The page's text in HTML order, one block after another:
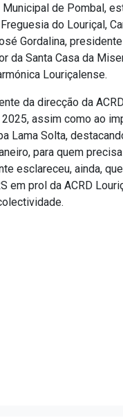
Municipal de Pombal,
do Louriçal,
Gordalina,
da Santa Casa da
Louriçalense.
da direcção da
assim como ao
Lama Solta,
para quem
esclareceu, ainda,
em prol da ACRD